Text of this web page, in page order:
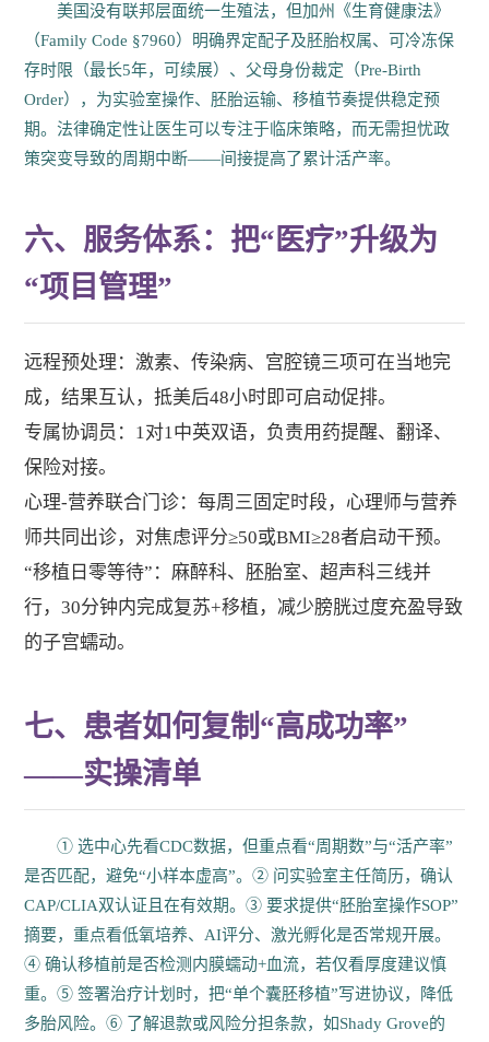
美国没有联邦层面统一生殖法，但加州《生育健康法》
（Family Code §7960）明确界定配子及胚胎权属、可冷冻保
存时限（最长5年，可续展）、父母身份裁定（Pre-Birth
Order），为实验室操作、胚胎运输、移植节奏提供稳定预
期。法律确定性让医生可以专注于临床策略，而无需担忧政
策突变导致的周期中断——间接提高了累计活产率。
六、服务体系：把“医疗”升级为
“项目管理”
远程预处理：激素、传染病、宫腔镜三项可在当地完
成，结果互认，抵美后48小时即可启动促排。
专属协调员：1对1中英双语，负责用药提醒、翻译、
保险对接。
心理-营养联合门诊：每周三固定时段，心理师与营养
师共同出诊，对焦虑评分≥50或BMI≥28者启动干预。
“移植日零等待”：麻醉科、胚胎室、超声科三线并
行，30分钟内完成复苏+移植，减少膀胱过度充盈导致
的子宫蠕动。
七、患者如何复制“高成功率”
——实操清单
① 选中心先看CDC数据，但重点看“周期数”与“活产率”
是否匹配，避免“小样本虚高”。② 问实验室主任简历，确认
CAP/CLIA双认证且在有效期。③ 要求提供“胚胎室操作SOP”
摘要，重点看低氧培养、AI评分、激光孵化是否常规开展。
④ 确认移植前是否检测内膜蠕动+血流，若仅看厚度建议慎
重。⑤ 签署治疗计划时，把“单个囊胚移植”写进协议，降低
多胎风险。⑥ 了解退款或风险分担条款，如Shady Grove的